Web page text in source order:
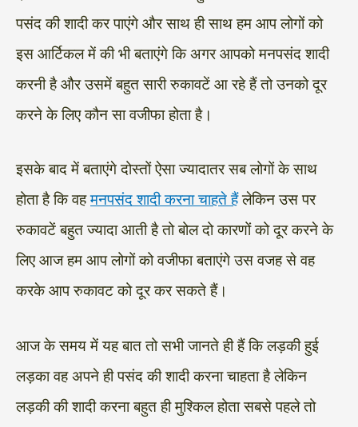
पसंद की शादी कर पाएंगे और साथ ही साथ हम आप लोगों को
इस आर्टिकल में की भी बताएंगे कि अगर आपको मनपसंद शादी
करनी है और उसमें बहुत सारी रुकावटें आ रहे हैं तो उनको दूर
करने के लिए कौन सा वजीफा होता है।
इसके बाद में बताएंगे दोस्तों ऐसा ज्यादातर सब लोगों के साथ
होता है कि वहमनपसंद शादी करना चाहते हैंलेकिन उस पर
रुकावटें बहुत ज्यादा आती है तो बोल दो कारणों को दूर करने के
लिए आज हम आप लोगों को वजीफा बताएंगे उस वजह से वह
करके आप रुकावट को दूर कर सकते हैं।
आज के समय में यह बात तो सभी जानते ही हैं कि लड़की हुई
लड़का वह अपने ही पसंद की शादी करना चाहता है लेकिन
लड़की की शादी करना बहुत ही मुश्किल होता सबसे पहले तो